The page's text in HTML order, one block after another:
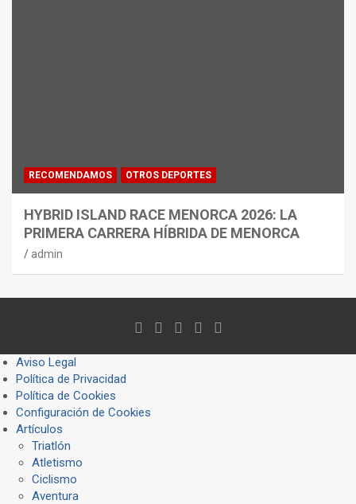
RECOMENDAMOS OTROS DEPORTES
HYBRID ISLAND RACE MENORCA 2026: LA
PRIMERA CARRERA HÍBRIDA DE MENORCA
admin
Aviso Legal
Política de Privacidad
Política de Cookies
Configuración de Cookies
Artículos
Triatlón
Atletismo
Ciclismo
Aventura